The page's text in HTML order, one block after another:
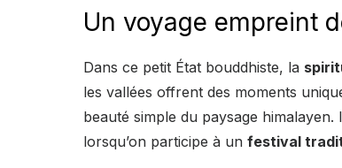
Un voyage empreint
Dans ce petit État bouddhiste, la
les vallées offrent des moments
beauté simple du paysage
lorsqu’on participe à un festival